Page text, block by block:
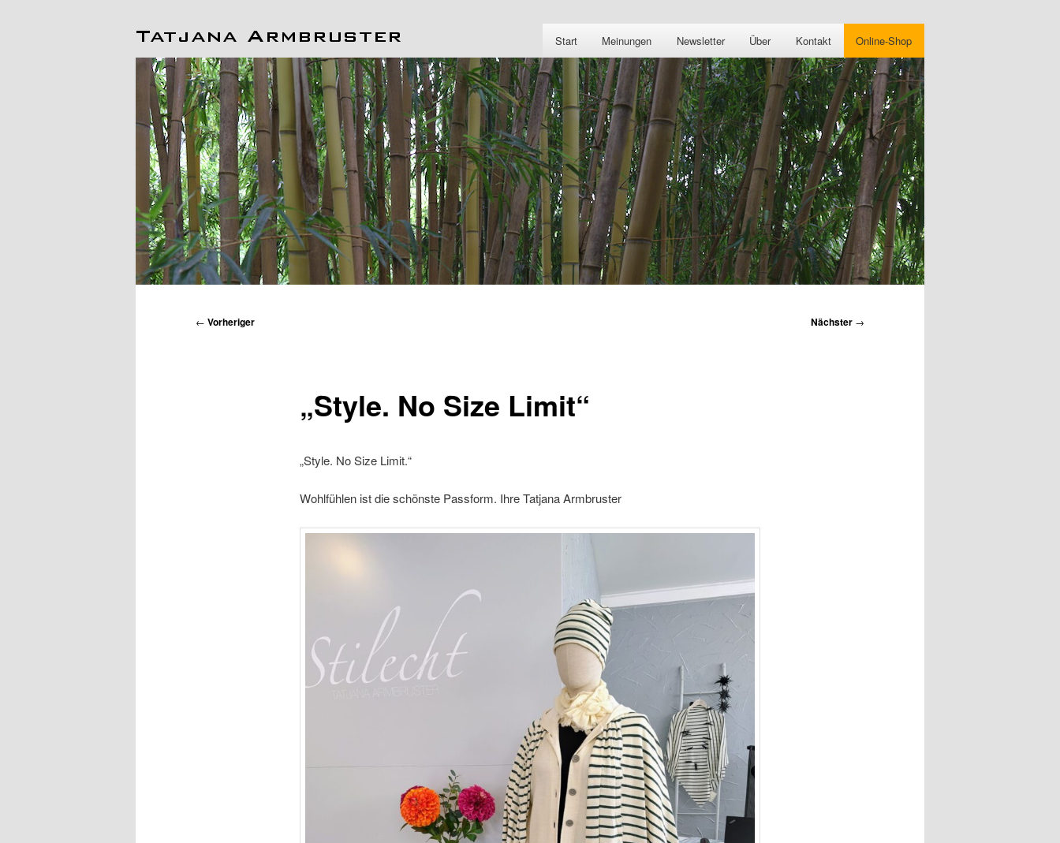
Hauptmenü Start Meinungen Newsletter Über Kontakt Online-Shop
Beitragsnavigation
← Vorheriger Nächster →
„Style. No Size Limit“
„Style. No Size Limit.“
Wohlfühlen ist die schönste Passform. Ihre Tatjana Armbruster